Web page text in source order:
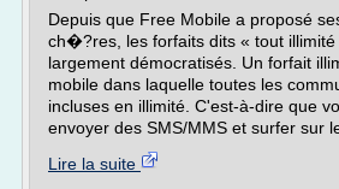
Depuis que Free Mobile a proposé
ch�?res, les forfaits dits « tout illimité
largement démocratisés. Un forfait
mobile dans laquelle toutes les
incluses en illimité. C'est-à-dire que
envoyer des SMS/MMS et surfer sur
Lire la suite